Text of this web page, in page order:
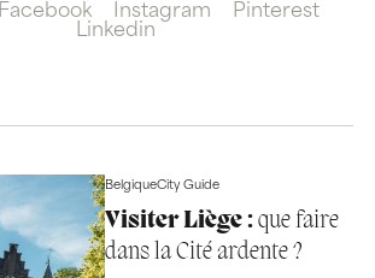
Facebook Instagram
Pinterest
Linkedin
BelgiqueCity Guide
Visiter Liège :que faire
dans la Cité ardente ?